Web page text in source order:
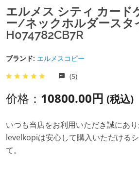
エルメス シティ カード
ー/ネックホルダースタ
H074782CB7R
ブランド: エルメスコピー
(5)
价格： 10800.00円 (税込)
いつも当店をお利用いただき誠にあり
levelkopiは安心して購入いただける
て。